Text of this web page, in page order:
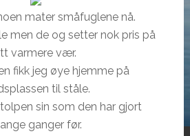
mater småfuglene nå.
men de og setter nok pris på
varmere vær.
fikk jeg øye hjemme på
til ståle.
sin som den har gjort
ganger før.